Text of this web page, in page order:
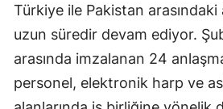
Türkiye ile Pakistan
uzun süredir devam ediyor.
arasında imzalanan 24
personel, elektronik harp ve